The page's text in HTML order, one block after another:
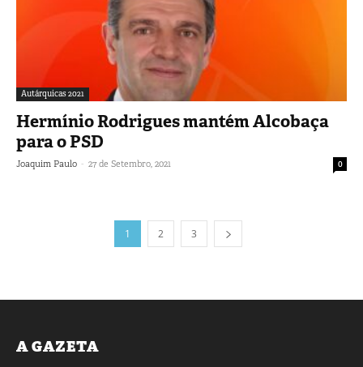
Autárquicas 2021
Hermínio Rodrigues mantém Alcobaça
para o PSD
Joaquim Paulo - 27 de Setembro, 2021 0
1 2 3
A GAZETA